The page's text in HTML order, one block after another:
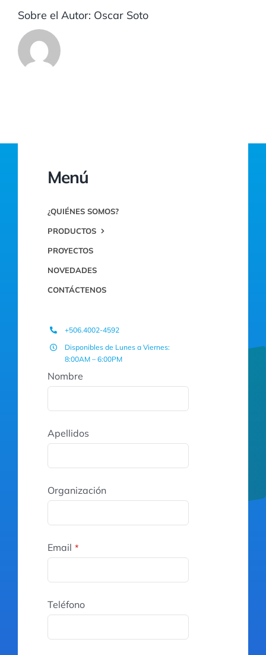
Sobre el Autor: Oscar Soto
Menú
¿QUIÉNES SOMOS?
PRODUCTOS
PROYECTOS
NOVEDADES
CONTÁCTENOS
+506.4002-4592
Disponibles de Lunes a Viernes:
8:00AM – 6:00PM
Nombre
Apellidos
Organización
Email *
Teléfono